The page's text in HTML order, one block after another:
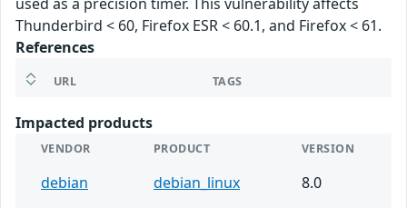
Thunderbird < 60, Firefox ESR < 60.1, and Firefox < 61.
References
URL TAGS
Impacted products
VENDOR PRODUCT VERSION
debian debian_linux
8.0